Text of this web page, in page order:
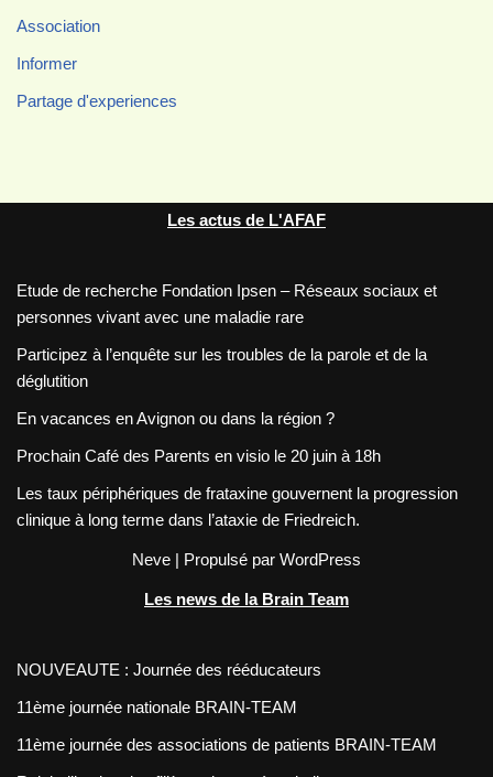
Association
Informer
Partage d'experiences
Les actus de L'AFAF
Etude de recherche Fondation Ipsen – Réseaux sociaux et
personnes vivant avec une maladie rare
Participez à l’enquête sur les troubles de la parole et de la
déglutition
En vacances en Avignon ou dans la région ?
Prochain Café des Parents en visio le 20 juin à 18h
Les taux périphériques de frataxine gouvernent la progression
clinique à long terme dans l’ataxie de Friedreich.
Neve | Propulsé par WordPress
Les news de la Brain Team
NOUVEAUTE : Journée des rééducateurs
11ème journée nationale BRAIN-TEAM
11ème journée des associations de patients BRAIN-TEAM